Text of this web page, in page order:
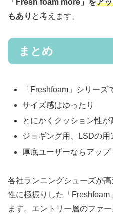
もあり と考えます。
まとめ
「Freshfoam」シリー
サイズ感はゆったり
とにかくクッション性が
ジョギング用、LSDの用
厚底ユーザーならアッ
各社ランニングシューズが
性に極振りした「
ます。エントリー層のファ